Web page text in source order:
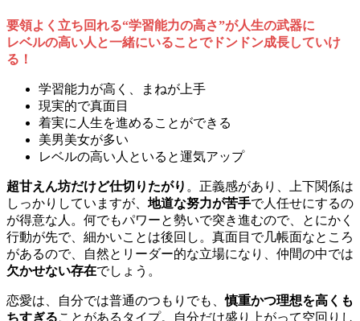
要領よく立ち回れる“学習能力の高さ”が人生の武器に
レベルの高い人と一緒にいることでドンドン成長していけ
る！
学習能力が高く、まねが上手
現実的で真面目
着実に人生を進めることができる
美男美女が多い
レベルの高い人といると運気アップ
超甘えん坊だけど仕切りたがり 。正義感があり、上下関係は
しっかりしていますが、 地道な努力が苦手で人任せにするの
が得意な人。何でもパワーと勢いで突き進むので、とにかく
行動が先で、細かいことは後回し。真面目で几帳面なところ
があるので、自然とリーダー的な立場になり、仲間の中では
欠かせない存在でしょう。
恋愛は、自分では普通のつもりでも、慎重かつ理想を高くも
ちすぎることがあるタイプ。自分だけ盛り上がって空回りし